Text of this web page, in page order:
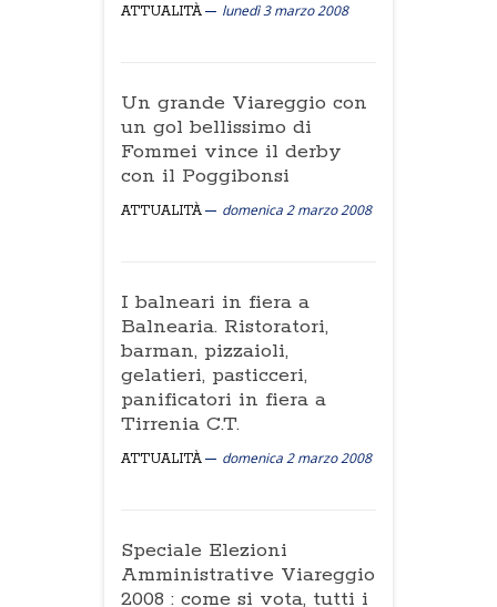
ATTUALITÀ lunedì 3 marzo 2008
Un grande Viareggio con
un gol bellissimo di
Fommei vince il derby
con il Poggibonsi
ATTUALITÀ domenica 2 marzo 2008
I balneari in fiera a
Balnearia. Ristoratori,
barman, pizzaioli,
gelatieri, pasticceri,
panificatori in fiera a
Tirrenia C.T.
ATTUALITÀ domenica 2 marzo 2008
Speciale Elezioni
Amministrative Viareggio
2008 : come si vota, tutti i